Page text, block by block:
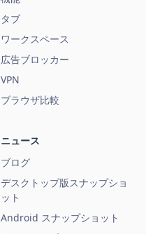
タブ
ワークスペース
広告ブロッカー
VPN
ブラウザ比較
ニュース
ブログ
デスクトップ版スナップショ
ット
Android スナップショット